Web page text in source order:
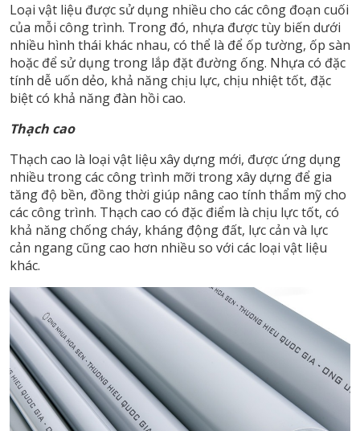
Loại vật liệu được sử dụng nhiều cho các công đoạn cuối
của mỗi công trình. Trong đó, nhựa được tùy biến dưới
nhiều hình thái khác nhau, có thể là để ốp tường, ốp sàn
hoặc để sử dụng trong lắp đặt đường ống. Nhựa có đặc
tính dễ uốn dẻo, khả năng chịu lực, chịu nhiệt tốt, đặc
biệt có khả năng đàn hồi cao.
Thạch cao
Thạch cao là loại vật liệu xây dựng mới, được ứng dụng
nhiều trong các công trình mỡi trong xây dựng để gia
tăng độ bền, đồng thời giúp nâng cao tính thẩm mỹ cho
các công trình. Thạch cao có đặc điểm là chịu lực tốt, có
khả năng chống cháy, kháng động đất, lực cản và lực
cản ngang cũng cao hơn nhiều so với các loại vật liệu
khác.